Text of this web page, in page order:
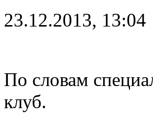
23.12.2013, 13:04
По словам
клуб.